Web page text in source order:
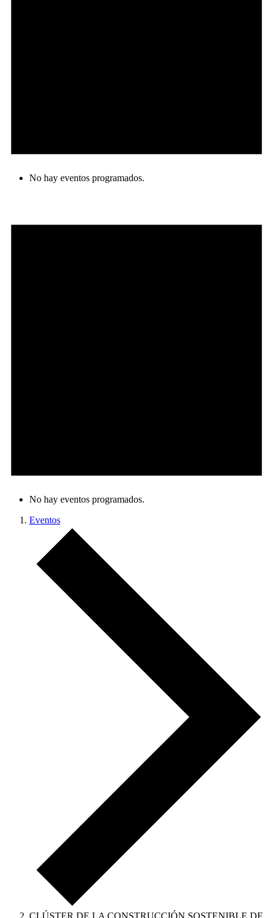
No hay eventos programados.
No hay eventos programados.
Eventos
CLÚSTER DE LA CONSTRUCCIÓN SOSTENIBLE DE